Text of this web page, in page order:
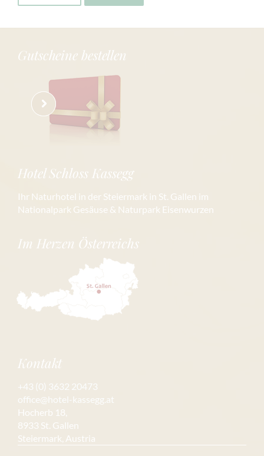
Gutscheine bestellen
Hotel Schloss Kassegg
Ihr Naturhotel in der Steiermark in St. Gallen im
Nationalpark Gesäuse & Naturpark Eisenwurzen
Im Herzen Österreichs
Kontakt
+43 (0) 3632 20473
office@hotel-kassegg.at
Hocherb 18,
8933 St. Gallen
Steiermark, Austria